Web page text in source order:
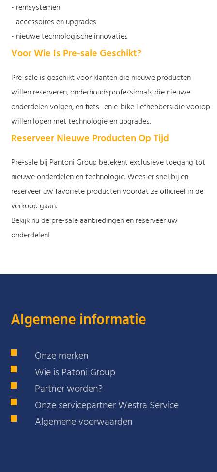
- remsystemen
- accessoires en upgrades
- nieuwe technologische innovaties
Voor Wie Is Pre-sale Geschikt?
Pre-sale is geschikt voor klanten die nieuwe producten
willen reserveren, onderhoudsprofessionals die nieuwe
onderdelen volgen, en fiets- en e-bike liefhebbers die voorop
willen lopen met technologie en upgrades.
Reserveer Nieuwe Producten Op Tijd
Pre-sale bij Pantoni Group betekent exclusieve toegang tot
nieuwe onderdelen en technologie. Wees er snel bij en
reserveer uw favoriete producten voordat ze officieel in de
verkoop gaan.
Bekijk nu de pre-sale aanbiedingen en reserveer uw
onderdelen!
Algemene informatie
Onze merken
Wie is Patoni Group
Partner worden?
Onze servicepartner Westra Service
Algemene voorwaarden